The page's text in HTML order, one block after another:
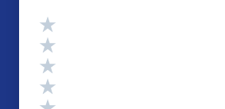
Valutazione